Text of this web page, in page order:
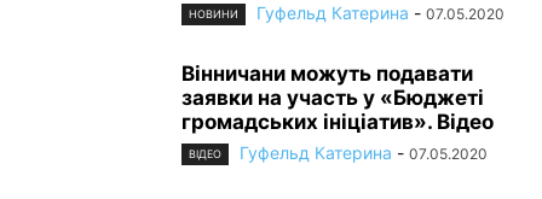
НОВИНИ Гуфельд Катерина - 07.05.2020
Вінничани можуть подавати
заявки на участь у «Бюджеті
громадських ініціатив». Відео
ВІДЕО Гуфельд Катерина - 07.05.2020